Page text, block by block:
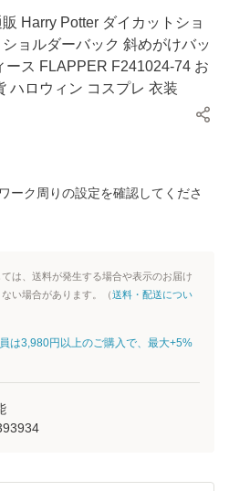
Harry Potter ダイカットショ
ョルダーバック 斜めがけバッ
ース FLAPPER F241024-74 お
ハロウィン コスプレ 衣装
ーク周りの設定を確認してくださ
は、送料が発生する場合や表示のお届け
い場合があります。（送料・配送につい
は3,980円以上のご購入で、最大+5%